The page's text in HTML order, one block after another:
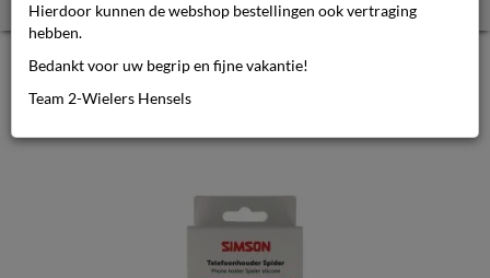
Simson telefoonhouder siliconen
Hierdoor kunnen de webshop bestellingen ook vertraging
hebben.
Bedankt voor uw begrip en fijne vakantie!
Team 2-Wielers Hensels